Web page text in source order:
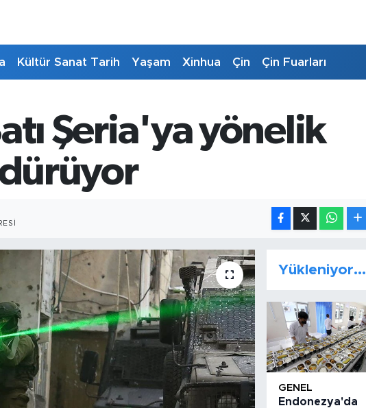
Kültür Sanat Tarih Yaşam Xinhua Çin Çin Fuarları
Şeria'ya yönelik
Yükleniyor...
GENEL
Endonezya'da